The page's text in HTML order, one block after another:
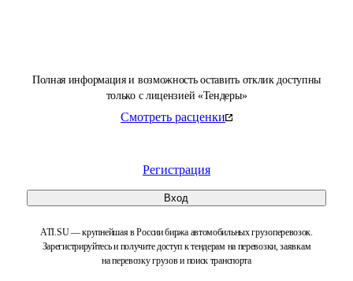
Полная информация и возможность оставить отклик доступны
только с лицензией «Тендеры»
Смотреть расценки
Регистрация
Вход
ATI.SU — крупнейшая в России биржа автомобильных грузоперевозок.
Зарегистрируйтесь и получите доступ к тендерам на перевозки, заявкам
на перевозку грузов и поиск транспорта